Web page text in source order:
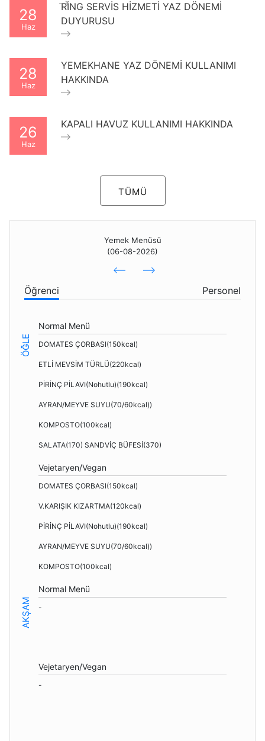
28
Haz
RİNG SERVİS HİZMETİ YAZ DÖNEMİ
DUYURUSU
28
Haz
YEMEKHANE YAZ DÖNEMİ KULLANIMI
HAKKINDA
26
Haz
KAPALI HAVUZ KULLANIMI HAKKINDA
TÜMÜ
Yemek Menüsü
(06-08-2026)
Öğrenci Personel
ÖĞLE
Normal Menü
DOMATES ÇORBASI(150kcal)
ETLİ MEVSİM TÜRLÜ(220kcal)
PİRİNÇ PİLAVI(Nohutlu)(190kcal)
AYRAN/MEYVE SUYU(70/60kcal))
KOMPOSTO(100kcal)
SALATA(170) SANDVİÇ BÜFESİ(370)
Vejetaryen/Vegan
DOMATES ÇORBASI(150kcal)
V.KARIŞIK KIZARTMA(120kcal)
PİRİNÇ PİLAVI(Nohutlu)(190kcal)
AYRAN/MEYVE SUYU(70/60kcal))
KOMPOSTO(100kcal)
AKŞAM
Normal Menü
-
Vejetaryen/Vegan
-